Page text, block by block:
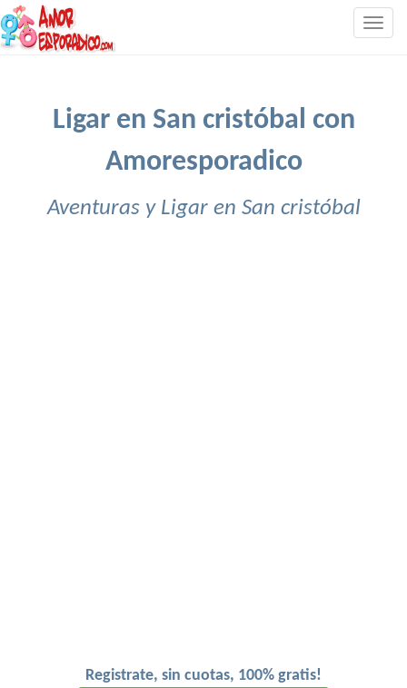
Ligar en San cristóbal con
Amoresporadico
Aventuras y Ligar en San cristóbal
Registrate, sin cuotas, 100% gratis!